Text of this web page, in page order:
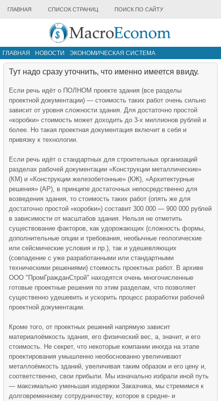
ГЛАВНАЯ СПИСОК СТРАНИЦ ПОИСК ПО САЙТУ
ГЛАВНАЯ НОВОСТИ
ЭКОНОМИЧЕСКАЯ СИСТЕМА
ИНФРАСТРУКТУРА РЫНКА
Тут надо сразу уточнить, что именно имеется ввиду.
Если речь идёт о ПОЛНОМ проекте здания (все разделы
проектной документации) — стоимость таких работ очень сильно
зависит от уровня сложности здания. Для достаточно простой
«коробки» стоимость может доходить до 3-х миллионов рублей и
более. Но такая проектная документация включит в себя и
привязку к технологии.
Если речь идёт о стандартных для строительных организаций
разделах рабочей документации «Конструкции металлические»
(КМ) и «Конструкции железобетонные» (КЖ), «Архитектурные
решения» (АР), в принципе достаточных непосредственно для
возведения здания, то стоимость таких работ (опять же для
достаточно простой «коробки») составит 300 000 — 900 000 рублей
в зависимости от масштабов здания. Нельзя не отметить
существование факторов, как удорожающих (сложность формы,
дополнительные опции и требования, необычные геологические
или сейсмические условия и пр.), так и удешевляющих
(совпадение с уже разработанными или стандартными
техническими решениями) стоимость проектных работ. В архиве
ООО "ПромГражданСтрой" находятся очень многочисленные
готовые проектные решения по этим разделам, что позволяет
существенно удешевить и ускорить процесс разработки рабочей
проектной документации.
Кроме того, от проектных решений напрямую зависит
материалоёмкость здания, его физический вес, а, значит, и его
стоимость. Не секрет, что некоторые компании иногда на этапе
проектирования умышленно необоснованно увеличивают
металлоёмкость зданий, увеличивая таким образом и его цену и,
соответственно, свои прибыли. Мы изначально избрали иной путь
— максимально уменьшая издержки Заказчика, мы стремимся к
долговременному сотрудничеству, которое в средне- и